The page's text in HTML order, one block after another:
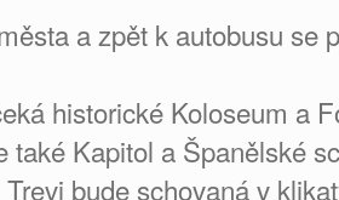
a zpět k autobusu se
historické Koloseum a
také Kapitol a Španělské
bude schovaná v